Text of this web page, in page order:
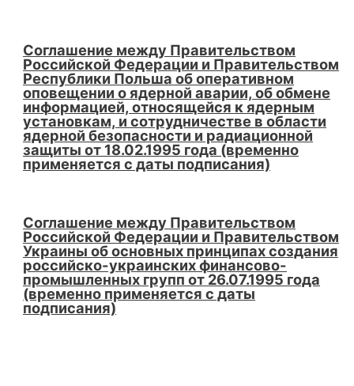
Соглашение между Правительством
Российской Федерации и Правительством
Республики Польша об оперативном
оповещении о ядерной аварии, об обмене
информацией, относящейся к ядерным
установкам, и сотрудничестве в области
ядерной безопасности и радиационной
защиты от 18.02.1995 года (временно
применяется с даты подписания)
Соглашение между Правительством
Российской Федерации и Правительством
Украины об основных принципах создания
российско-украинских финансово-
промышленных групп от 26.07.1995 года
(временно применяется с даты
подписания)